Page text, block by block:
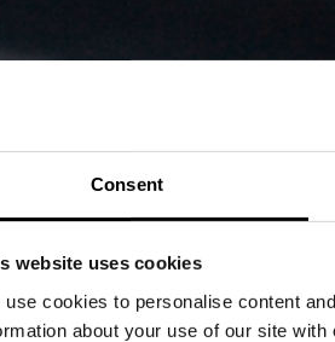
Consent
website uses cookies
use cookies to personalise content
about your use of our site